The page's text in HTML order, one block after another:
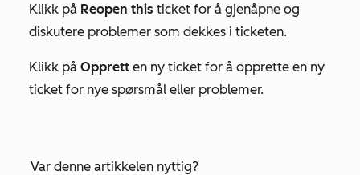
Klikk på Reopen this ticket for å gjenåpne og
diskutere problemer som dekkes i ticketen.
Klikk på Opprett en ny ticket for å opprette en ny
ticket for nye spørsmål eller problemer.
Var denne artikkelen nyttig?